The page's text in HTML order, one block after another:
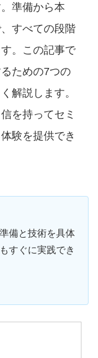
準備から本
すべての段階
。この記事で
ための7つの
解説します。
を持ってセミ
験を提供でき
備と技術を具体
すぐに実践でき